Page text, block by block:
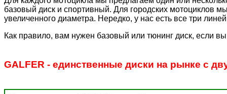
базовый диск и спортивный. Для городских мотоциклов
увеличенного диаметра. Нередко, у нас есть все три
Как правило, вам нужен базовый или тюнинг диск, если
GALFER - единственные диски на рынке с